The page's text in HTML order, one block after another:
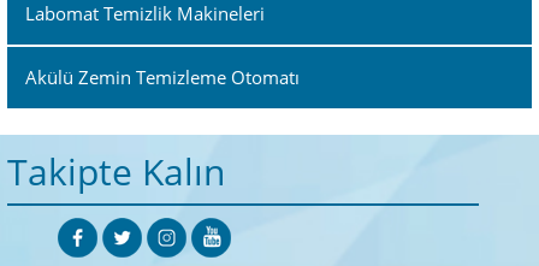
Labomat Temizlik Makineleri
Akülü Zemin Temizleme Otomatı
Takipte Kalın